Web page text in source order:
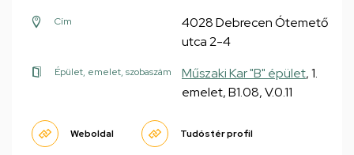
Cím
4028 Debrecen Ótemető
utca 2-4
Épület, emelet, szobaszám Műszaki Kar "B" épület, 1.
emelet, B1.08, V.0.11
Weboldal Tudóstér profil